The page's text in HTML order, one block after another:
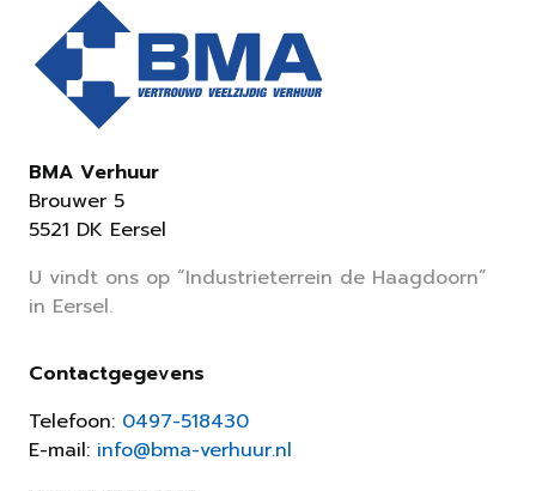
BMA Verhuur
Brouwer 5
5521 DK Eersel
U vindt ons op “Industrieterrein de Haagdoorn”
in Eersel.
Contactgegevens
Telefoon: 0497-518430
E-mail: info@bma-verhuur.nl